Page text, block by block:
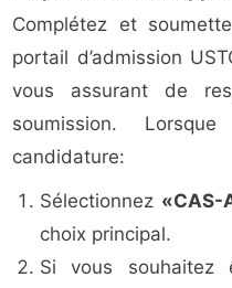
Complétez et
portail d’admission
vous assurant de
soumission.
candidature:
Sélectionnez «CAS-
choix principal.
Si vous souhaitez